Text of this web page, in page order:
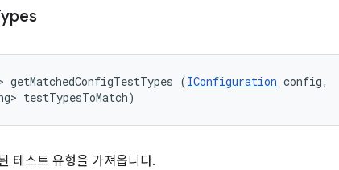
(IConfiguration config,
testTypesToMatch)
테스트 유형을 가져옵니다.